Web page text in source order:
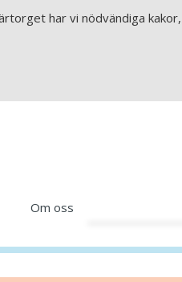
har vi nödvändiga
Om oss